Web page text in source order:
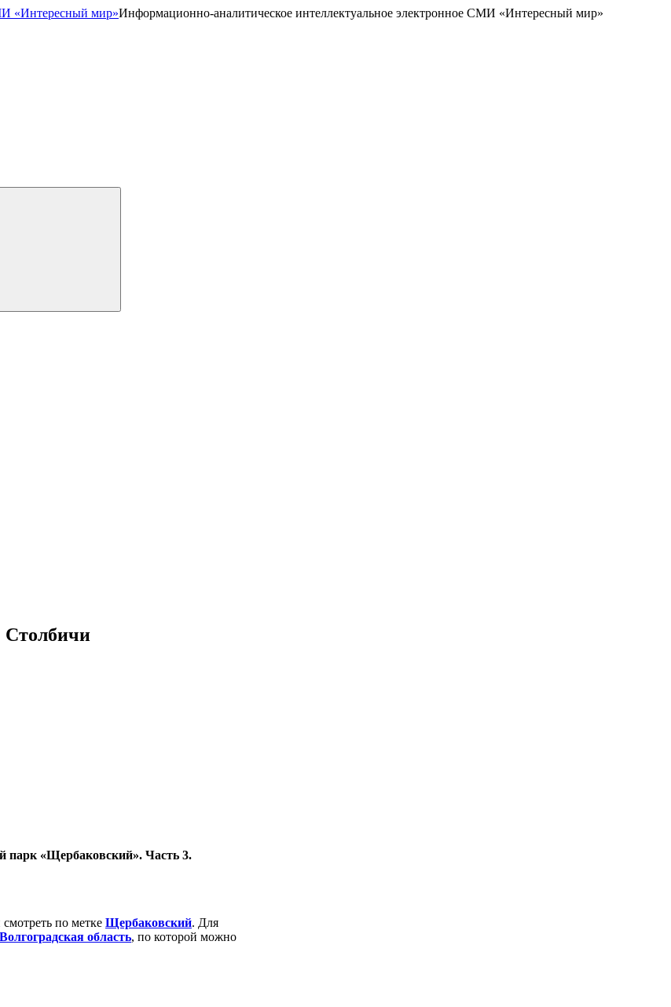
Информационно-аналитическое интеллектуальное электронное СМИ «Интересный мир»
Столбичи
«Щербаковский». Часть 3.
по метке Щербаковский. Для
Волгоградская область, по которой можно